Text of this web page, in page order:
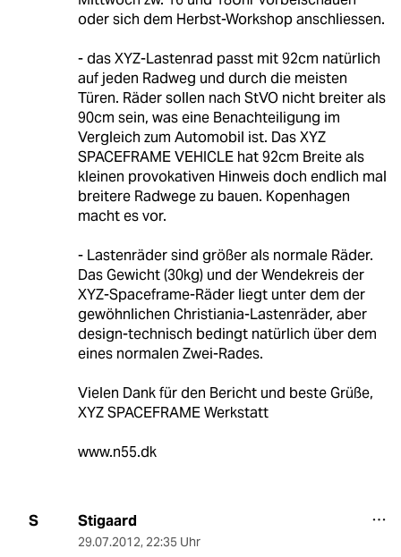
oder sich dem Herbst-Workshop anschliessen.
- das XYZ-Lastenrad passt mit 92cm natürlich
auf jeden Radweg und durch die meisten
Türen. Räder sollen nach StVO nicht breiter als
90cm sein, was eine Benachteiligung im
Vergleich zum Automobil ist. Das XYZ
SPACEFRAME VEHICLE hat 92cm Breite als
kleinen provokativen Hinweis doch endlich mal
breitere Radwege zu bauen. Kopenhagen
macht es vor.
- Lastenräder sind größer als normale Räder.
Das Gewicht (30kg) und der Wendekreis der
XYZ-Spaceframe-Räder liegt unter dem der
gewöhnlichen Christiania-Lastenräder, aber
design-technisch bedingt natürlich über dem
eines normalen Zwei-Rades.
Vielen Dank für den Bericht und beste Grüße,
XYZ SPACEFRAME Werkstatt
www.n55.dk
S Stigaard
29.07.2012, 22:35 Uhr